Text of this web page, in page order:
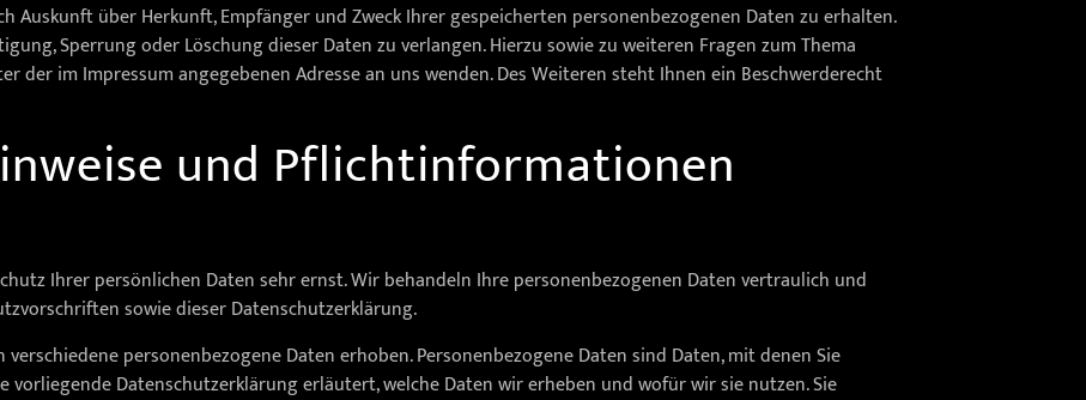
Auskunft über Herkunft, Empfänger und Zweck Ihrer gespeicherten personenbezogenen Daten zu erhalten.
Sperrung oder Löschung dieser Daten zu verlangen. Hierzu sowie zu weiteren Fragen zum Thema
der im Impressum angegebenen Adresse an uns wenden. Des Weiteren steht Ihnen ein Beschwerderecht
und Pflichtinformationen
Ihrer persönlichen Daten sehr ernst. Wir behandeln Ihre personenbezogenen Daten vertraulich und
sowie dieser Datenschutzerklärung.
personenbezogene Daten erhoben. Personenbezogene Daten sind Daten, mit denen Sie
Datenschutzerklärung erläutert, welche Daten wir erheben und wofür wir sie nutzen. Sie